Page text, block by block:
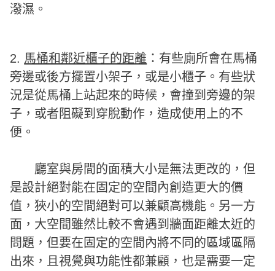
潑濕。
2. 馬桶和鄰近櫃子的距離 ：有些廁所會在馬桶
旁邊或後方擺置小架子，或是小櫃子。有些狀
況是從馬桶上站起來的時候，會撞到旁邊的架
子，或者阻礙到穿脫動作，造成使用上的不
便。
廳室與房間的面積大小是無法更改的，但
是設計絕對能在固定的空間內創造更大的價
值，狹小的空間絕對可以兼顧高機能。另一方
面，大空間雖然比較不會遇到牆面距離太近的
問題，但要在固定的空間內將不同的區域區隔
出來，且視覺與功能性都兼顧，也是需要一定